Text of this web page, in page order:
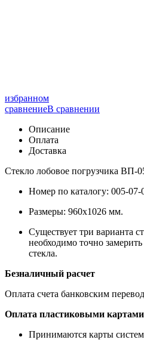
избранном
сравнениеВ сравнении
Описание
Оплата
Доставка
Стекло лобовое погрузчика ВП-
Номер по каталогу: 005-07-
Размеры: 960х1026 мм.
Существует три варианта
необходимо точно
стекла.
Безналичный расчет
Оплата счета банковским
Оплата пластиковыми картами
Принимаются карты